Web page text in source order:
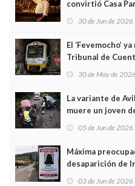
convirtió Casa
30 de Jun de 2026
El ‘Fevemocho’
Tribunal de
30 de May de
La variante de
muere un joven
05 de Jun de 2026
Máxima
desaparición de
03 de Jun de 2026